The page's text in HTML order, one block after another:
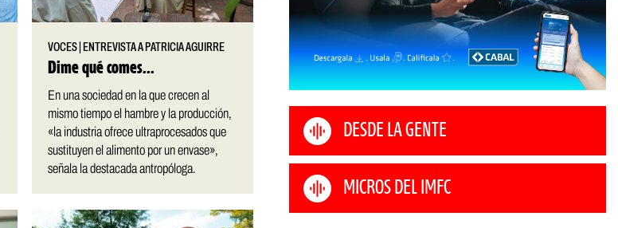
VOCES| ENTREVISTA A PATRICIA AGUIRRE
Dime qué comes…
En una sociedad en la que crecen al
mismo tiempo el hambre y la producción,
«la industria ofrece ultraprocesados que
sustituyen el alimento por un envase»,
señala la destacada antropóloga.
DESDE LA GENTE
MICROS DEL IMFC